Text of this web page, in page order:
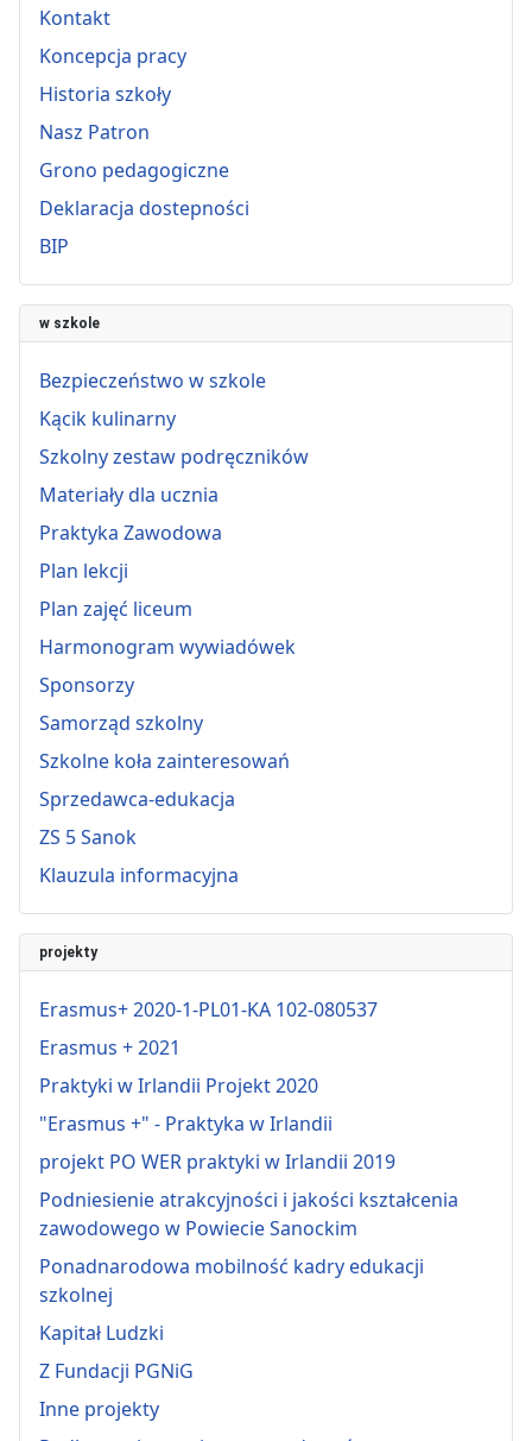
Kontakt
Koncepcja pracy
Historia szkoły
Nasz Patron
Grono pedagogiczne
Deklaracja dostepności
BIP
w szkole
Bezpieczeństwo w szkole
Kącik kulinarny
Szkolny zestaw podręczników
Materiały dla ucznia
Praktyka Zawodowa
Plan lekcji
Plan zajęć liceum
Harmonogram wywiadówek
Sponsorzy
Samorząd szkolny
Szkolne koła zainteresowań
Sprzedawca-edukacja
ZS 5 Sanok
Klauzula informacyjna
projekty
Erasmus+ 2020-1-PL01-KA 102-080537
Erasmus + 2021
Praktyki w Irlandii Projekt 2020
"Erasmus +" - Praktyka w Irlandii
projekt PO WER praktyki w Irlandii 2019
Podniesienie atrakcyjności i jakości kształcenia
zawodowego w Powiecie Sanockim
Ponadnarodowa mobilność kadry edukacji
szkolnej
Kapitał Ludzki
Z Fundacji PGNiG
Inne projekty